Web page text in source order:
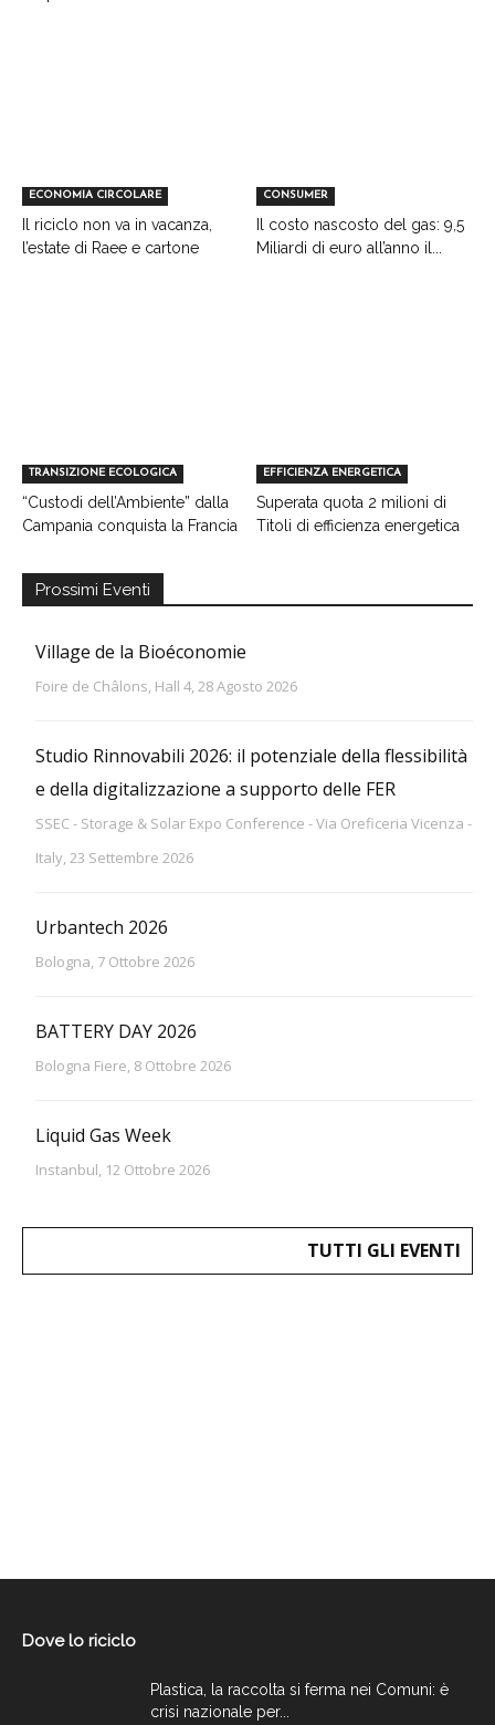
ECONOMIA CIRCOLARE
Il riciclo non va in vacanza,
l’estate di Raee e cartone
CONSUMER
Il costo nascosto del gas: 9,5
Miliardi di euro all’anno il...
TRANSIZIONE ECOLOGICA
“Custodi dell’Ambiente” dalla
Campania conquista la Francia
EFFICIENZA ENERGETICA
Superata quota 2 milioni di
Titoli di efficienza energetica
Prossimi Eventi
Village de la Bioéconomie
Foire de Châlons, Hall 4, 28 Agosto 2026
Studio Rinnovabili 2026: il potenziale della flessibilità
e della digitalizzazione a supporto delle FER
SSEC - Storage & Solar Expo Conference - Via Oreficeria Vicenza -
Italy, 23 Settembre 2026
Urbantech 2026
Bologna, 7 Ottobre 2026
BATTERY DAY 2026
Bologna Fiere, 8 Ottobre 2026
Liquid Gas Week
Instanbul, 12 Ottobre 2026
TUTTI GLI EVENTI
Dove lo riciclo
Plastica, la raccolta si ferma nei Comuni: è
crisi nazionale per...